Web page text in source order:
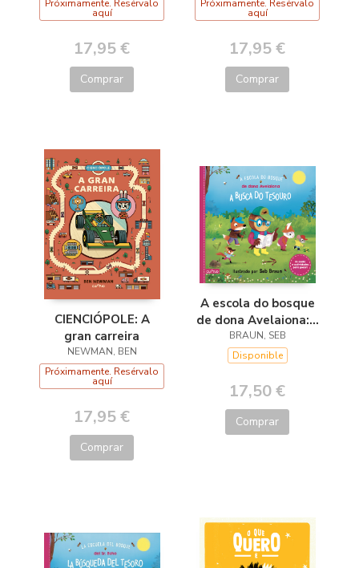
Próximamente. Resérvalo
aquí
17,95 €
Comprar
Próximamente. Resérvalo
aquí
17,95 €
Comprar
CIENCIÓPOLE: A
gran carreira
NEWMAN, BEN
Próximamente. Resérvalo
aquí
17,95 €
Comprar
A escola do bosque
de dona Avelaiona:A
busca do tesouro
BRAUN, SEB
Disponible
17,50 €
Comprar